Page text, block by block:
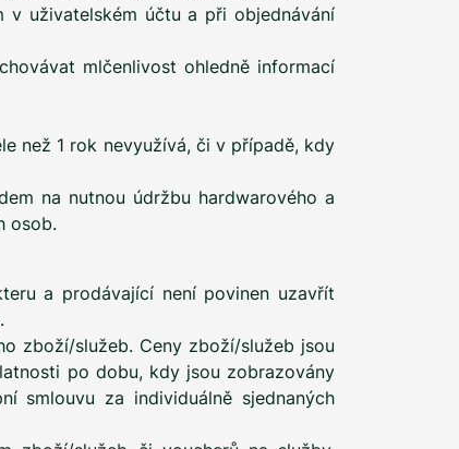
v uživatelském účtu a při objednávání
mlčenlivost ohledně informací
než 1 rok nevyužívá, či v případě, kdy
na nutnou údržbu hardwarového a
osob.
a prodávající není povinen uzavřít
zboží/služeb. Ceny zboží/služeb jsou
po dobu, kdy jsou zobrazovány
smlouvu za individuálně sjednaných